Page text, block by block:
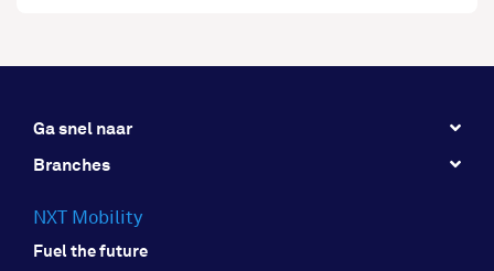
Ga snel naar
Branches
NXT Mobility
Fuel the future